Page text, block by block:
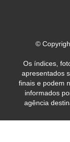
©
Os índices,
apresentados
finais e podem
informados
agência